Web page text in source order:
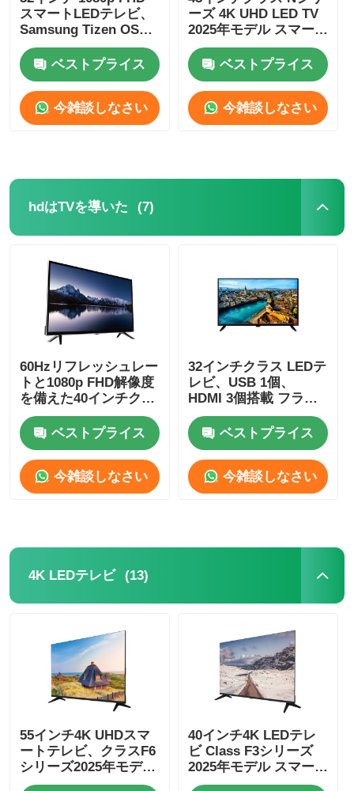
製品
私たちについて
工場見学
品質管理
ニュース
4K LEDテレビ
コンピューターモニター
防水テレビ
スマートLEDテレビ、
Samsung Tizen OS搭
載、Netflixストリーミ
ング用Samsung App
Store
ベストプライス
今雑談しなさい
ーズ 4K UHD LED TV
2025年モデル スマー
トテレビ
ベストプライス
今雑談しなさい
hdはTVを導いた (7)
60Hzリフレッシュレー
トと1080p FHD解像度
を備えた40インチクラ
スのフラットスクリー
ンLEDテレビ
ベストプライス
今雑談しなさい
32インチクラス LEDテ
レビ、USB 1個、
HDMI 3個搭載 フラッ
トスクリーンモニター
テレビベストプライス
今雑談しなさい
4K LEDテレビ (13)
55インチ4K UHDスマ
ートテレビ、クラスF6
シリーズ2025年モデル
3840 x 2160
40インチ4K LEDテレ
ビ Class F3シリーズ
2025年モデル スマー
トテレビ